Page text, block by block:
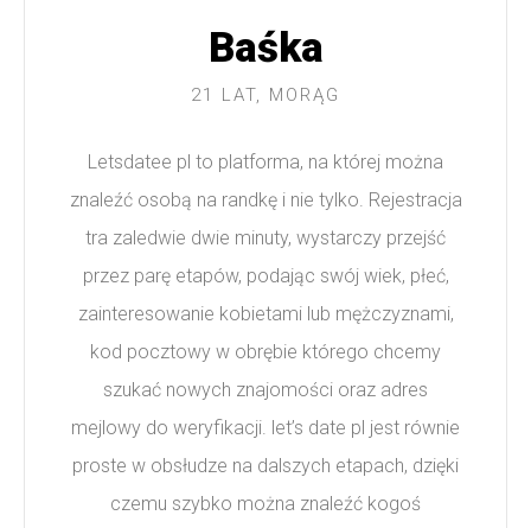
Baśka
21 LAT, MORĄG
Letsdatee pl to platforma, na której można
znaleźć osobą na randkę i nie tylko. Rejestracja
tra zaledwie dwie minuty, wystarczy przejść
przez parę etapów, podając swój wiek, płeć,
zainteresowanie kobietami lub mężczyznami,
kod pocztowy w obrębie którego chcemy
szukać nowych znajomości oraz adres
mejlowy do weryfikacji. let’s date pl jest równie
proste w obsłudze na dalszych etapach, dzięki
czemu szybko można znaleźć kogoś